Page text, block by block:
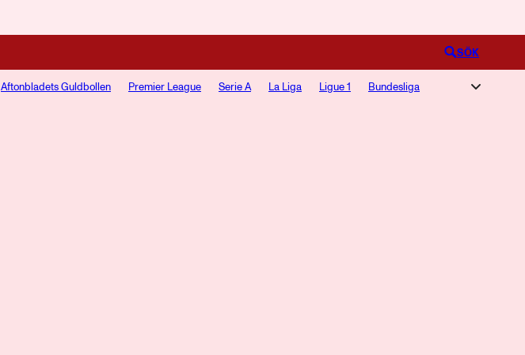
SÖK
Aftonbladets Guldbollen Premier League Serie A La Liga Ligue 1 Bundesliga